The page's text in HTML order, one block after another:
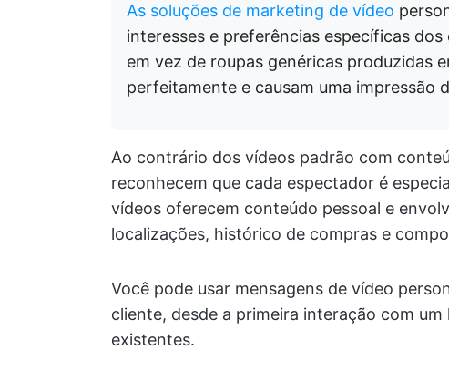
As soluções de marketing de vídeo
interesses e preferências específicas
em vez de roupas genéricas produzidas
perfeitamente e causam uma impressão
Ao contrário dos vídeos padrão com
reconhecem que cada espectador é
vídeos oferecem conteúdo pessoal e
localizações, histórico de compras e
Você pode usar mensagens de vídeo
cliente, desde a primeira interação com
existentes.